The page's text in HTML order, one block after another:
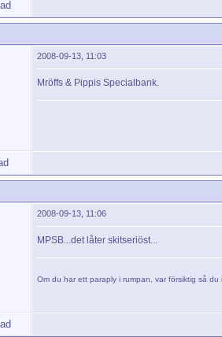
2008-09-13, 11:03
Mröffs & Pippis Specialbank.
2008-09-13, 11:06
MPSB...det låter skitseriöst...
Om du har ett paraply i rumpan, var försiktig så